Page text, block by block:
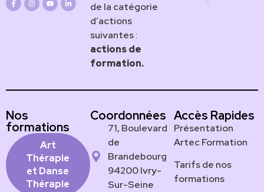
de la catégorie
d’actions
suivantes :
actions de
formation.
Nos
formations
Art
Thérapie
et Danse
Thérapie
Coordonnées
71, Boulevard
de
Brandebourg
94200 Ivry-
Sur-Seine
Accès Rapides
Présentation
Artec Formation
Tarifs de nos
formations